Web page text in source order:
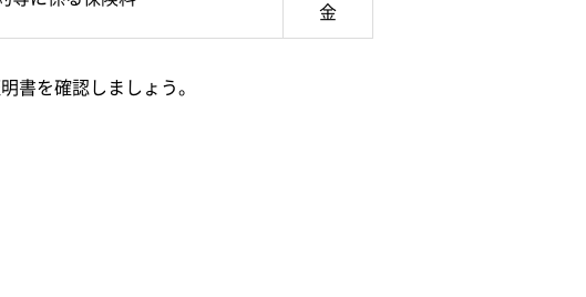
金
書を確認しましょう。